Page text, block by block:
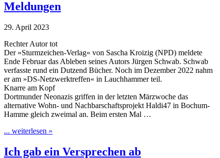
Meldungen
29. April 2023
Rechter Autor tot
Der »Sturmzeichen-Verlag« von Sascha Kroizig (NPD) meldete
Ende Februar das Ableben seines Autors Jürgen Schwab. Schwab
verfasste rund ein Dutzend Bücher. Noch im Dezember 2022 nahm
er am »DS-Netzwerktreffen« in Lauchhammer teil.
Knarre am Kopf
Dortmunder Neonazis griffen in der letzten Märzwoche das
alternative Wohn- und Nachbarschaftsprojekt Haldi47 in Bochum-
Hamme gleich zweimal an. Beim ersten Mal …
... weiterlesen »
Ich gab ein Versprechen ab